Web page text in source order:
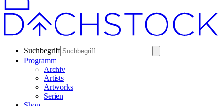
Suchbegriff
Programm
Archiv
Artists
Artworks
Serien